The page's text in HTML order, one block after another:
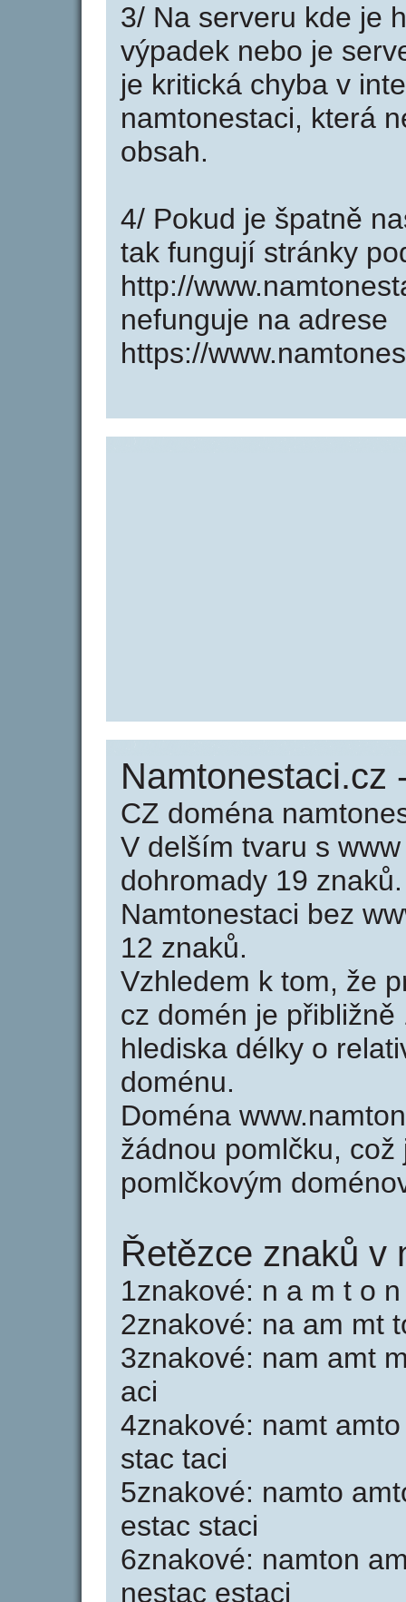
3/ Na serveru kde je
výpadek nebo je
je kritická chyba v
namtonestaci, která
obsah.
4/ Pokud je špatně
tak fungují stránky
http://
nefunguje na adrese
https://
Namtonestaci.cz
CZ doména
V delším tvaru s
dohromady 19
Namtonestaci bez
12 znaků.
Vzhledem k tom, že
cz domén je
hlediska délky o
doménu.
Doména
žádnou pomlčku,
pomlčkovým
Řetězce znaků v
1znakové: n a m t o
2znakové: na am mt
3znakové: nam amt
aci
4znakové: namt
stac taci
5znakové: namto
estac staci
6znakové: namton
nestac estaci